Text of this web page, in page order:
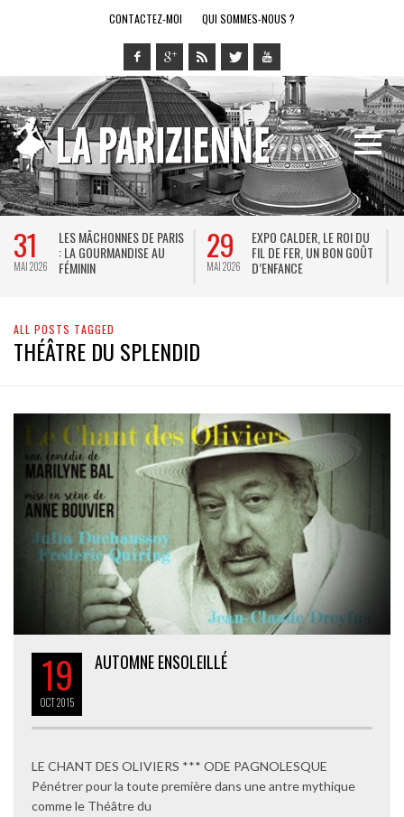
CONTACTEZ-MOI QUI SOMMES-NOUS ?
31
MAI 2026
LES MÂCHONNES DE PARIS
: LA GOURMANDISE AU
FÉMININ
29
MAI 2026
EXPO CALDER, LE ROI DU
FIL DE FER, UN BON GOÛT
D’ENFANCE
ALL POSTS TAGGED
THÉÂTRE DU SPLENDID
19
OCT2015
AUTOMNE ENSOLEILLÉ
LE CHANT DES OLIVIERS *** ODE PAGNOLESQUE
Pénétrer pour la toute première dans une antre mythique
comme le Théâtre du